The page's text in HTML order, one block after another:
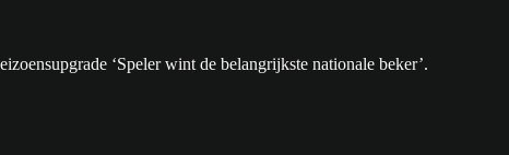
‘Speler wint de belangrijkste nationale beker’.